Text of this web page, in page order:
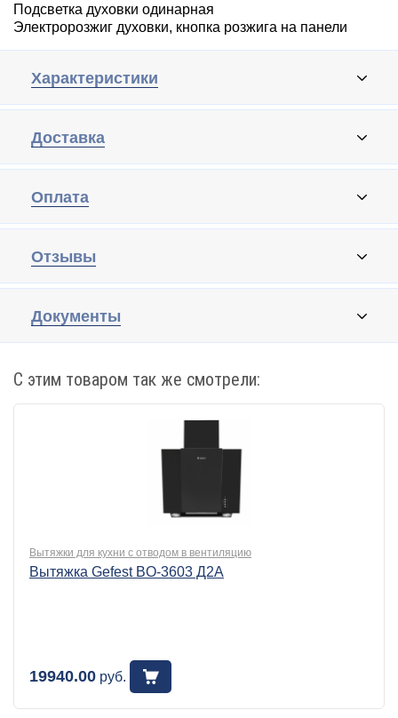
Подсветка духовки одинарная
Электророзжиг духовки, кнопка розжига на панели
Характеристики
Доставка
Оплата
Отзывы
Документы
С этим товаром так же смотрели:
Вытяжки для кухни с отводом в вентиляцию
Вытяжка Gefest BO-3603 Д2А
19940.00 руб.